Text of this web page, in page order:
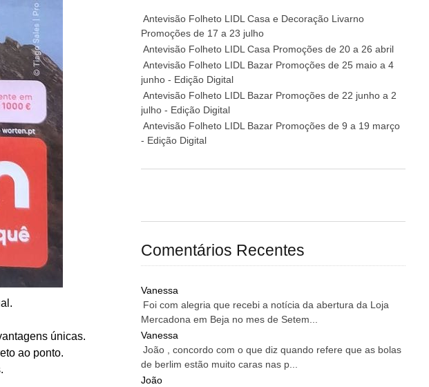
únicas.
ao ponto.
Antevisão Folheto LIDL Casa e Decoração Livarno
Promoções de 17 a 23 julho
Antevisão Folheto LIDL Casa Promoções de 20 a 26 abril
Antevisão Folheto LIDL Bazar Promoções de 25 maio a 4
junho - Edição Digital
Antevisão Folheto LIDL Bazar Promoções de 22 junho a 2
julho - Edição Digital
Antevisão Folheto LIDL Bazar Promoções de 9 a 19 março
- Edição Digital
Comentários Recentes
Vanessa
Foi com alegria que recebi a notícia da abertura da Loja
Mercadona em Beja no mes de Setem...
Vanessa
João , concordo com o que diz quando refere que as bolas
de berlim estão muito caras nas p...
João